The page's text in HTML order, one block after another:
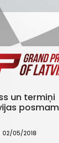
un termiņi
posmam
02/05/2018